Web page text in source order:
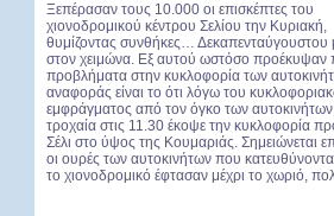
Ξεπέρασαν τους 10.000 οι επισκέπτες του
χιονοδρομικού κέντρου Σελίου την Κυριακή,
θυμίζοντας συνθήκες… Δεκαπενταύγουστου
στον χειμώνα. Εξ αυτού ωστόσο προέκυψαν
προβλήματα στην κυκλοφορία των
αναφοράς είναι το ότι λόγω του
εμφράγματος από τον όγκο των
τροχαία στις 11.30 έκοψε την κυκλοφορία
Σέλι στο ύψος της Κουμαριάς. Σημειώνεται
οι ουρές των αυτοκινήτων που
το χιονοδρομικό έφτασαν μέχρι το χωριό,